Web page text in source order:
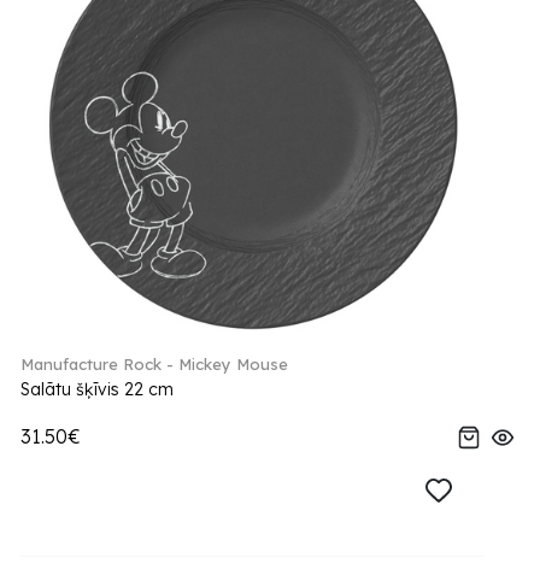
Manufacture Rock - Mickey Mouse
Salātu šķīvis 22 cm
31.50€